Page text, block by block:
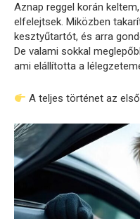
Aznap reggel korán
elfelejtsek. Miközben
kesztyűtartót, és arra
De valami sokkal
ami elállította a
A teljes történet az